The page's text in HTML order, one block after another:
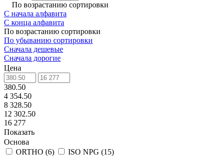
По возрастанию сортировки
С начала алфавита
С конца алфавита
По возрастанию сортировки
По убыванию сортировки
Сначала дешевые
Сначала дорогие
Цена
380.50
4 354.50
8 328.50
12 302.50
16 277
Показать
Основа
ORTHO (6) ISO NPG (15)